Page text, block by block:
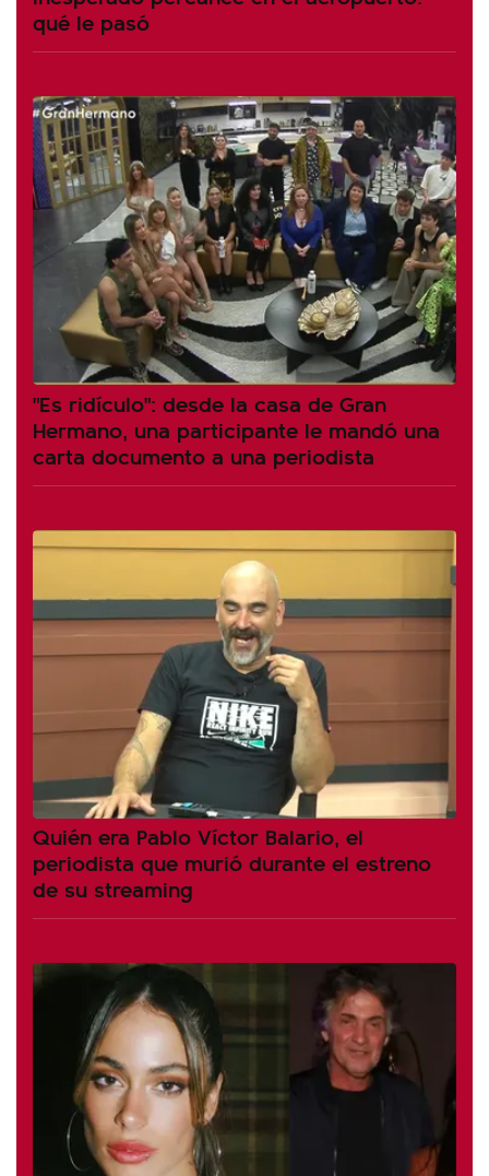
qué le pasó
"Es ridículo": desde la casa de Gran
Hermano, una participante le mandó una
carta documento a una periodista
Quién era Pablo Víctor Balario, el
periodista que murió durante el estreno
de su streaming